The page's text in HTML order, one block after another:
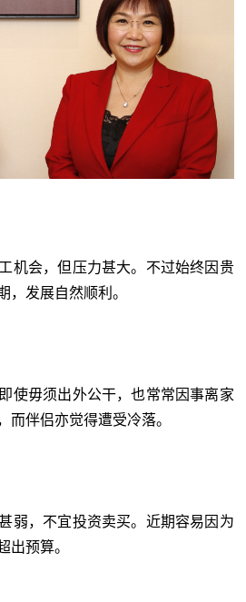
机会，但压力甚大。不过始终因贵
，发展自然顺利。
使毋须出外公干，也常常因事离家
而伴侣亦觉得遭受冷落。
弱，不宜投资卖买。近期容易因为
出预算。